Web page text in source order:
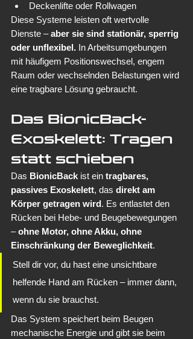
Deckenlifte oder Rollwagen
Diese Systeme leisten oft wertvolle
Dienste – aber sie sind stationär, sperrig
oder unflexibel. In Arbeitsumgebungen
mit häufigem Positionswechsel, engem
Raum oder wechselnden Belastungen wird
eine tragbare Lösung gebraucht.
Das BionicBack-
Exoskelett: Tragen
statt schieben
Das BionicBack ist ein tragbares,
passives Exoskelett, das direkt am
Körper getragen wird. Es entlastet den
Rücken bei Hebe- und Beugebewegungen
– ohne Motor, ohne Akku, ohne
Einschränkung der Beweglichkeit.
Stell dir vor, du hast eine unsichtbare
helfende Hand am Rücken – immer dann,
wenn du sie brauchst.
Das System speichert beim Beugen
mechanische Energie und gibt sie beim